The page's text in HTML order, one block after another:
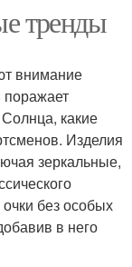
тренды
внимание
какие
Изделия
зеркальные,
без особых
в него